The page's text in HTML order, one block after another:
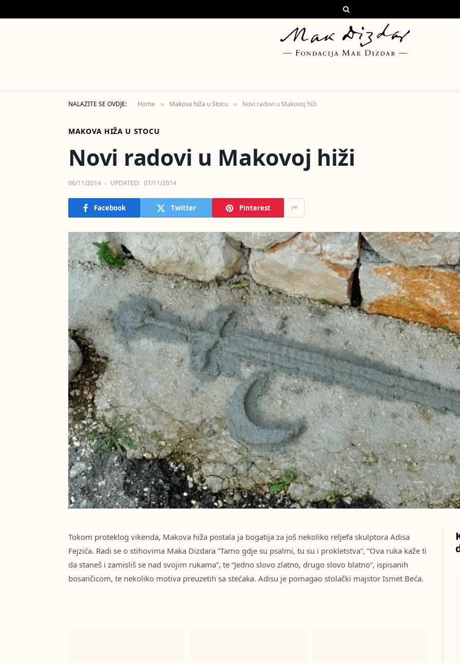
NALAZITE SE OVDJE: Home » Makova hiža u Stocu » Novi radovi u Makovoj hiži
MAKOVA HIŽA U STOCU
Novi radovi u Makovoj hiži
06/11/2014 UPDATED: 07/11/2014
Facebook Twitter Pinterest
Tokom proteklog vikenda, Makova hiža postala ja bogatija za još nekoliko reljefa skulptora Adisa
Fejzića. Radi se o stihovima Maka Dizdara “Tamo gdje su psalmi, tu su i prokletstva”, “Ova ruka kaže ti
da staneš i zamisliš se nad svojim rukama”, te “Jedno slovo zlatno, drugo slovo blatno”, ispisanih
bosančicom, te nekoliko motiva preuzetih sa stećaka. Adisu je pomagao stolački majstor Ismet Beća.